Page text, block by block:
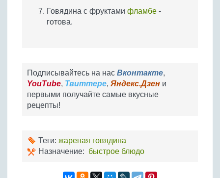
Говядина с фруктами фламбе -
готова.
Подписывайтесь на нас Вконтакте,
YouTube, Твиттере, Яндекс.Дзен и
первыми получайте самые вкусные
рецепты!
Теги: жареная говядина
Назначение: быстрое блюдо